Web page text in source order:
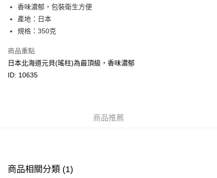
PayMe
WeChat Pay
BoC Pay
其他轉帳方式
相關說明
並WhatsApp 90719878 或電郵eshop@premierfood.com.hk，我們在收到
順豐智能櫃(智能櫃取件要視乎包裹尺寸限制，如包裹過大，
每筆HK$80.00，滿HK$380.00或以上免運費
香味濃郁，包裝衛生方便
產地：日本
規格：350克
商品重點
日本北海道元貝(瑤柱)為最頂級，香味濃郁
ID: 10635
商品推薦
商品相關分類 (1)